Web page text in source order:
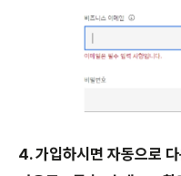
4. 가입하시면 자동으로